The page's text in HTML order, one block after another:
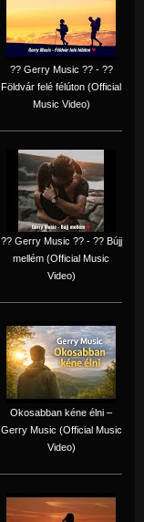
?? Gerry Music ?? - ??
Földvár felé félúton (Official
Music Video)
?? Gerry Music ?? - ?? Bújj
mellém (Official Music
Video)
Okosabban kéne élni –
Gerry Music (Official Music
Video)